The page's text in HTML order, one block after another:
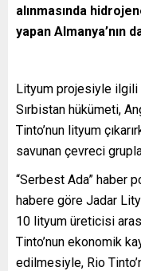
alınmasında
yapan Almanya’nın
Lityum projesiyle ilgili
Sırbistan hükümeti,
Tinto’nun lityum
savunan çevreci
“Serbest Ada” haber
habere göre Jadar
10 lityum üreticisi
Tinto’nun ekonomik
edilmesiyle, Rio